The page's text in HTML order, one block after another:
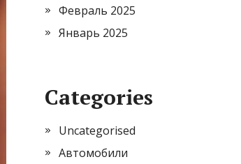
Февраль 2025
Январь 2025
Categories
Uncategorised
Автомобили